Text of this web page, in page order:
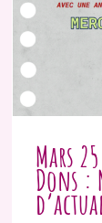
Mars
Dons :